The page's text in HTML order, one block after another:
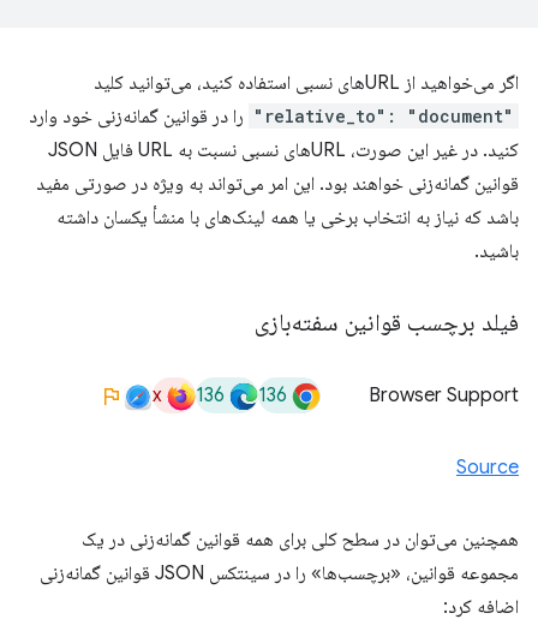
اگر می‌خواهید از URLهای نسبی استفاده کنید، می‌توانید کلید
"relative_to": "document"
را در قوانین گمانه‌زنی خود وارد
کنید. در غیر این صورت، URLهای نسبی نسبت به URL فایل JSON
قوانین گمانه‌زنی خواهند بود. این امر می‌تواند به ویژه در صورتی مفید
باشد که نیاز به انتخاب برخی یا همه لینک‌های با منشأ یکسان داشته
باشید.
فیلد برچسب قوانین سفته‌بازی
Browser Support
136
136
x
Source
همچنین می‌توان در سطح کلی برای همه قوانین گمانه‌زنی در یک
مجموعه قوانین، «برچسب‌ها» را در سینتکس JSON قوانین گمانه‌زنی
اضافه کرد: